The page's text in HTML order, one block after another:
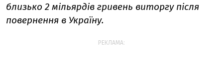
близько 2 мільярдів гривень виторгу після
повернення в Україну.
РЕКЛАМА: